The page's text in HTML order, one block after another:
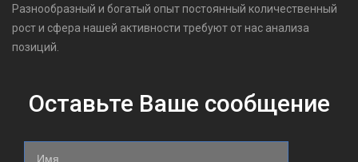
Разнообразный и богатый опыт постоянный количественный
рост и сфера нашей активности требуют от нас анализа
позиций.
Оставьте Ваше сообщение